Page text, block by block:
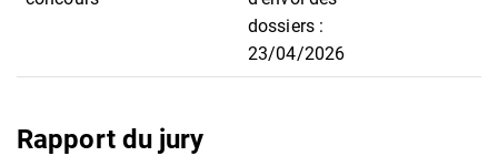
dossiers :
23/04/2026
Rapport du jury